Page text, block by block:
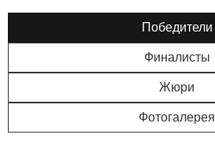
Победители
Финалисты
Жюри
Фотогалерея